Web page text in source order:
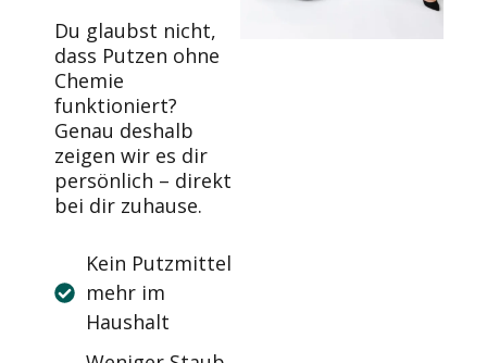
Du glaubst nicht,
dass Putzen ohne
Chemie
funktioniert?
Genau deshalb
zeigen wir es dir
persönlich – direkt
bei dir zuhause.
Kein Putzmittel
mehr im
Haushalt